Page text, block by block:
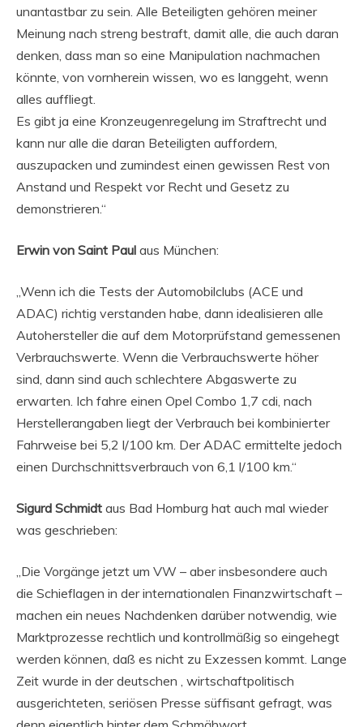
unantastbar zu sein. Alle Beteiligten gehören meiner
Meinung nach streng bestraft, damit alle, die auch daran
denken, dass man so eine Manipulation nachmachen
könnte, von vornherein wissen, wo es langgeht, wenn
alles auffliegt.
Es gibt ja eine Kronzeugenregelung im Straftrecht und
kann nur alle die daran Beteiligten auffordern,
auszupacken und zumindest einen gewissen Rest von
Anstand und Respekt vor Recht und Gesetz zu
demonstrieren.“
Erwin von Saint Paul aus München:
„Wenn ich die Tests der Automobilclubs (ACE und
ADAC) richtig verstanden habe, dann idealisieren alle
Autohersteller die auf dem Motorprüfstand gemessenen
Verbrauchswerte. Wenn die Verbrauchswerte höher
sind, dann sind auch schlechtere Abgaswerte zu
erwarten. Ich fahre einen Opel Combo 1,7 cdi, nach
Herstellerangaben liegt der Verbrauch bei kombinierter
Fahrweise bei 5,2 l/100 km. Der ADAC ermittelte jedoch
einen Durchschnittsverbrauch von 6,1 l/100 km.“
Sigurd Schmidt aus Bad Homburg hat auch mal wieder
was geschrieben:
„Die Vorgänge jetzt um VW – aber insbesondere auch
die Schieflagen in der internationalen Finanzwirtschaft –
machen ein neues Nachdenken darüber notwendig, wie
Marktprozesse rechtlich und kontrollmäßig so eingehegt
werden können, daß es nicht zu Exzessen kommt. Lange
Zeit wurde in der deutschen , wirtschaftpolitisch
ausgerichteten, seriösen Presse süffisant gefragt, was